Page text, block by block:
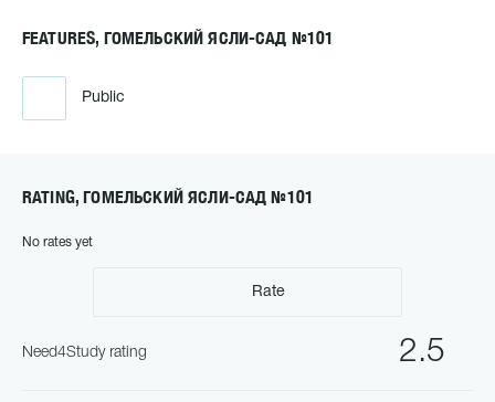
FEATURES, ГОМЕЛЬСКИЙ ЯСЛИ-САД №101
Public
RATING, ГОМЕЛЬСКИЙ ЯСЛИ-САД №101
No rates yet
Rate
2.5
Need4Study rating